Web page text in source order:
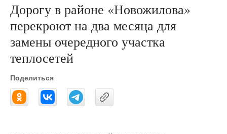
Дорогу в районе «Новожилова»
перекроют на два месяца для
замены очередного участка
теплосетей
Поделиться